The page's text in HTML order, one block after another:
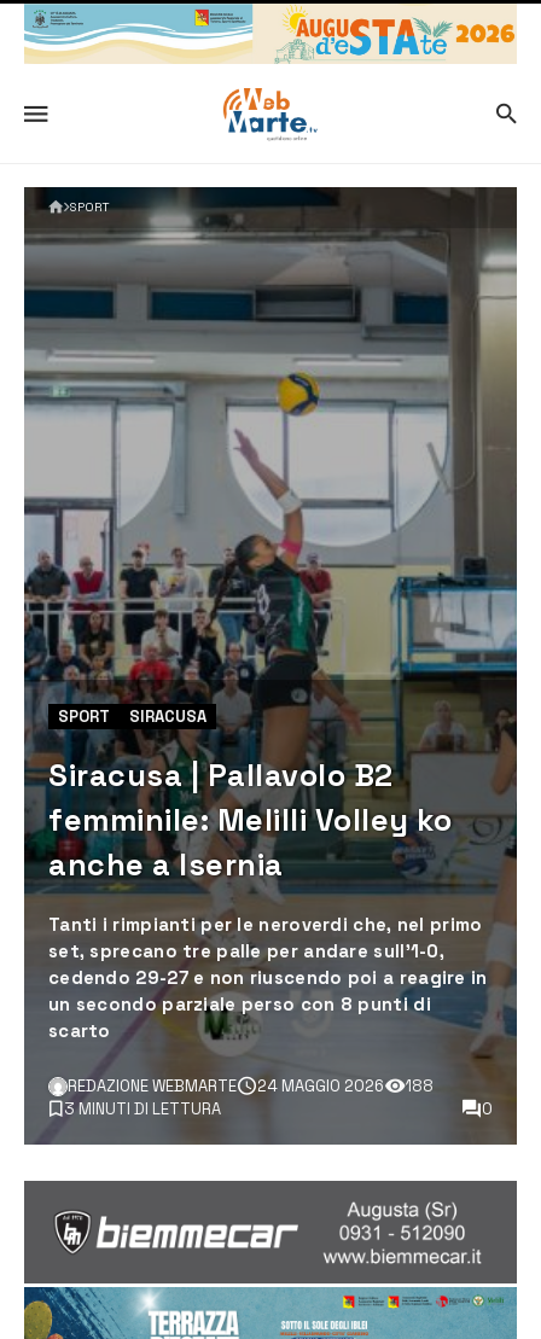
SPORT
SPORT SIRACUSA
Siracusa | Pallavolo B2
femminile: Melilli Volley ko
anche a Isernia
Tanti i rimpianti per le neroverdi che, nel primo
set, sprecano tre palle per andare sull’1-0,
cedendo 29-27 e non riuscendo poi a reagire in
un secondo parziale perso con 8 punti di
scarto
REDAZIONE WEBMARTE 24 MAGGIO 2026
188
3 MINUTI DI LETTURA
0